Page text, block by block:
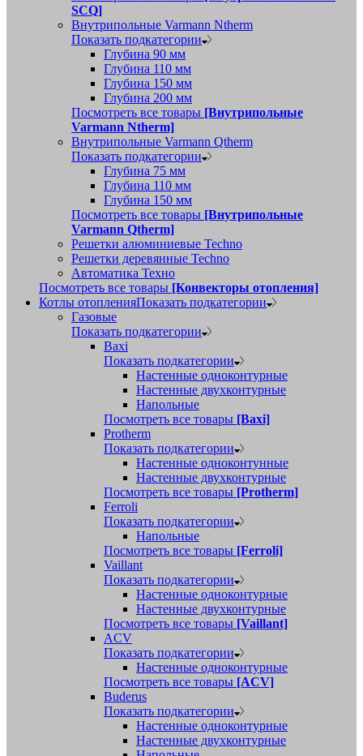
SCQ]
Внутрипольные Varmann Ntherm
Показать подкатегории
Глубина 90 мм
Глубина 110 мм
Глубина 150 мм
Глубина 200 мм
Посмотреть все товары [Внутрипольные
Varmann Ntherm]
Внутрипольные Varmann Qtherm
Показать подкатегории
Глубина 75 мм
Глубина 110 мм
Глубина 150 мм
Посмотреть все товары [Внутрипольные
Varmann Qtherm]
Решетки алюминиевые Techno
Решетки деревянные Techno
Автоматика Техно
Посмотреть все товары [Конвекторы отопления]
Котлы отопленияПоказать подкатегории
Газовые
Показать подкатегории
Baxi
Показать подкатегории
Настенные одноконтурные
Настенные двухконтурные
Напольные
Посмотреть все товары [Baxi]
Protherm
Показать подкатегории
Настенные одноконтунные
Настенные двухконтурные
Посмотреть все товары [Protherm]
Ferroli
Показать подкатегории
Напольные
Посмотреть все товары [Ferroli]
Vaillant
Показать подкатегории
Настенные одноконтурные
Настенные двухконтурные
Посмотреть все товары [Vaillant]
ACV
Показать подкатегории
Настенные одноконтурные
Посмотреть все товары [ACV]
Buderus
Показать подкатегории
Настенные одноконтурные
Настенные двухконтурные